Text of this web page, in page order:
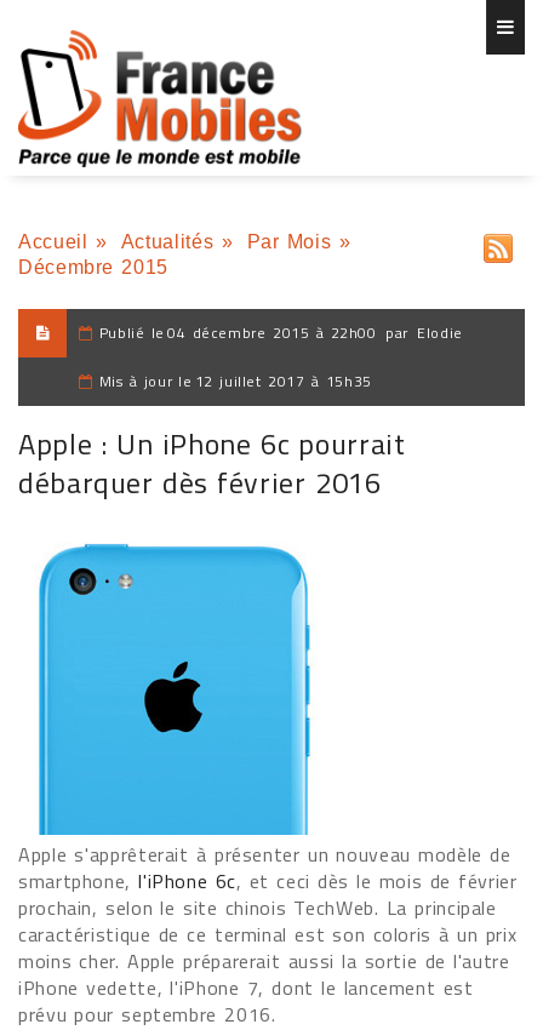
Accueil » Actualités » Par Mois »
Décembre 2015
Publié le 04 décembre 2015 à 22h00 par Elodie
Mis à jour le 12 juillet 2017 à 15h35
Apple : Un iPhone 6c pourrait
débarquer dès février 2016
Apple s'apprêterait à présenter un nouveau modèle de
smartphone,l'iPhone 6c, et ceci dès le mois de février
prochain, selon le site chinois TechWeb. La principale
caractéristique de ce terminal est son coloris à un prix
moins cher. Apple préparerait aussi la sortie de l'autre
iPhone vedette, l'iPhone 7, dont le lancement est
prévu pour septembre 2016.